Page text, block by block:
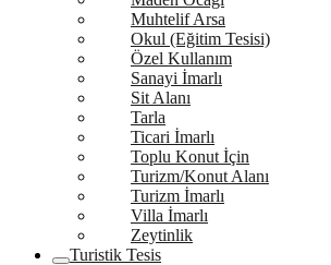
Muhtelif Arsa
Okul (Eğitim Tesisi)
Özel Kullanım
Sanayi İmarlı
Sit Alanı
Tarla
Ticari İmarlı
Toplu Konut İçin
Turizm/Konut Alanı
Turizm İmarlı
Villa İmarlı
Zeytinlik
Turistik Tesis